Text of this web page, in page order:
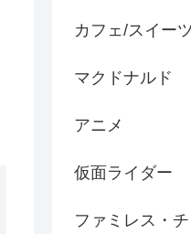
カフェ/スイーツ
マクドナルド
アニメ
仮面ライダー
ファミレス・